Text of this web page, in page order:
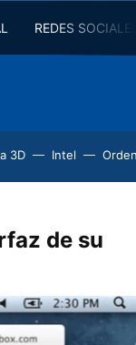
REDES
3D Intel
de su